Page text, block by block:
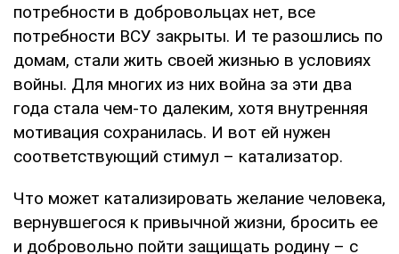
потребности в добровольцах нет, все
потребности ВСУ закрыты. И те разошлись по
домам, стали жить своей жизнью в условиях
войны. Для многих из них война за эти два
года стала чем-то далеким, хотя внутренняя
мотивация сохранилась. И вот ей нужен
соответствующий стимул – катализатор.
Что может катализировать желание человека,
вернувшегося к привычной жизни, бросить ее
и добровольно пойти защищать родину – с